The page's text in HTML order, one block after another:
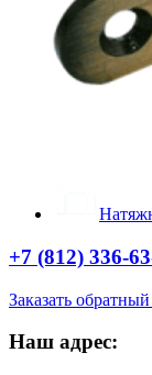
+7 (812) 336-
Заказать
Наш адрес: